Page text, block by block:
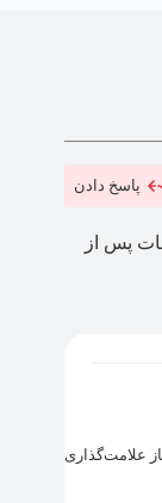
پاسخ دادن
خدمات پس از
علامت‌گذاری